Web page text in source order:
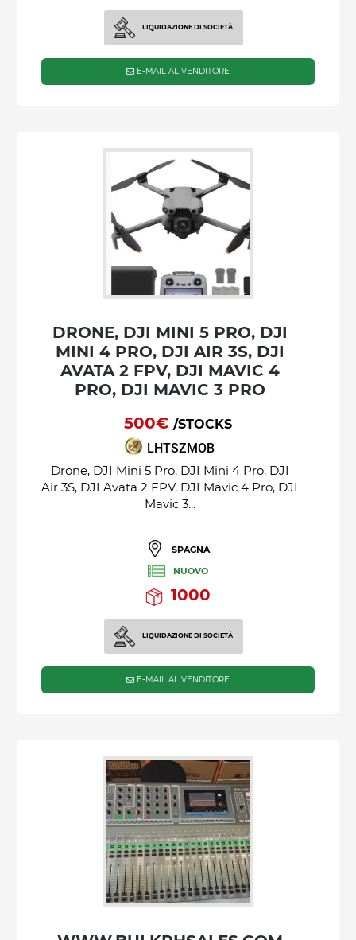
LIQUIDAZIONE DI SOCIETÀ
E-MAIL AL VENDITORE
DRONE, DJI MINI 5 PRO, DJI
MINI 4 PRO, DJI AIR 3S, DJI
AVATA 2 FPV, DJI MAVIC 4
PRO, DJI MAVIC 3 PRO
500€ /STOCKS
LHTSZMOB
Drone, DJI Mini 5 Pro, DJI Mini 4 Pro, DJI
Air 3S, DJI Avata 2 FPV, DJI Mavic 4 Pro, DJI
Mavic 3...
SPAGNA
NUOVO
1000
LIQUIDAZIONE DI SOCIETÀ
E-MAIL AL VENDITORE